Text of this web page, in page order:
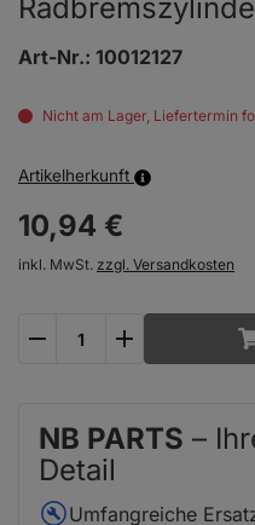
Art-Nr.: 10012127
Nicht am Lager, Liefertermin
Artikelherkunft
10,94 €
inkl. MwSt. zzgl. Versandkosten
NB PARTS –
Detail
Umfangreiche